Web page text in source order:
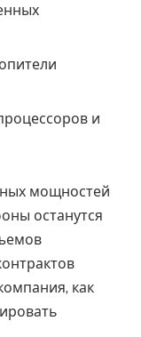
и
мощностей
останутся
как